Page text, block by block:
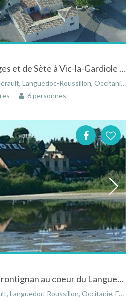
Cottage près des plages et de Sète à Vic-la-Gardiole dans l'Hérault dans le Languedoc-Roussillon
Languedoc-Roussillon, Occitanie, France
6 personnes
Hôtel "Point Bleu" à Frontignan au coeur du Languedoc-Roussillon
Languedoc-Roussillon, Occitanie, France